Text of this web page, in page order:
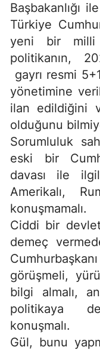
Başbakanlığı
Türkiye
yeni bir milli
politikanın,
gayrı resmi
yönetimine
ilan edildiğini
olduğunu
Sorumluluk
eski bir
davası ile
Amerikalı,
konuşmamalı.
Ciddi bir
demeç
görüşmeli,
bilgi almalı,
politikaya
konuşmalı.
Gül, bunu